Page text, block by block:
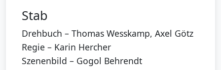
Stab
Drehbuch – Thomas Wesskamp, Axel Götz
Regie – Karin Hercher
Szenenbild – Gogol Behrendt